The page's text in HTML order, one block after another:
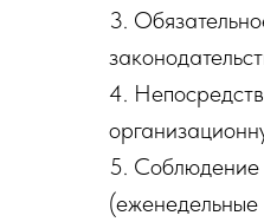
3.
4.
5. Соблюдение
(еженедельные